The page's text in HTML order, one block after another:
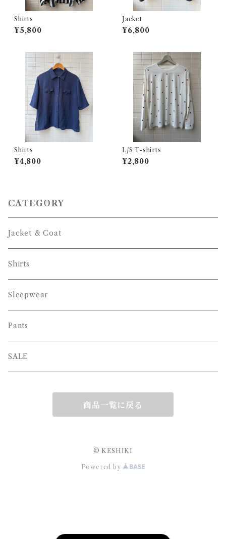
Shirts
¥5,800
Jacket
¥6,800
Shirts
¥4,800
L/S T-shirts
¥2,800
CATEGORY
Jacket & Coat
Shirts
Sleepwear
Pants
SALE
商品一覧に戻る
© KESHIKI
Powered by